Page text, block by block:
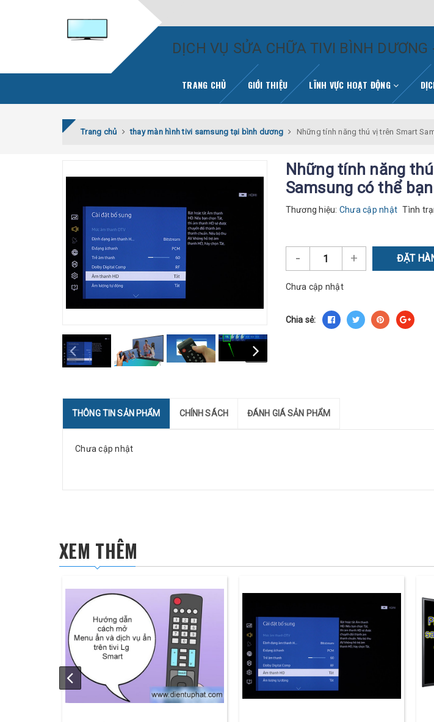
DỊCH VỤ SỬA CHỮA TIVI BÌNH
TRANG CHỦ GIỚI THIỆU LĨNH VỰC HOẠT ĐỘNG
Trang chủ thay màn hình tivi samsung tại bình dương Những tính năng thú vị trên Smart
Những tính năng
Samsung có thể
Thương hiệu: Chưa cập nhật Tình
- + ĐẶT
Chưa cập nhật
Chia sẻ:
THÔNG TIN SẢN PHẨM CHÍNH SÁCH ĐÁNH GIÁ SẢN PHẨM
Chưa cập nhật
XEM THÊM